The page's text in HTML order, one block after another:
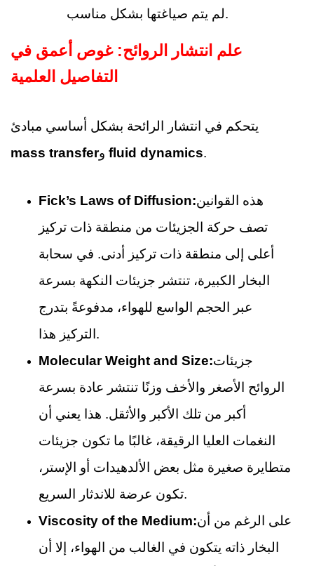
لم يتم صياغتها بشكل مناسب.
علم انتشار الروائح: غوص أعمق في
التفاصيل العلمية
يتحكم في انتشار الرائحة بشكل أساسي مبادئ
mass transfer
fluid dynamics.
Fick’s Laws of Diffusion:هذه القوانين
تصف حركة الجزيئات من منطقة ذات تركيز
أعلى إلى منطقة ذات تركيز أدنى. في سحابة
البخار الكبيرة، تنتشر جزيئات النكهة بسرعة
عبر الحجم الواسع للهواء، مدفوعةً بتدرج
التركيز هذا.
Molecular Weight and Size:جزيئات
الروائح الأصغر والأخف وزنًا تنتشر عادة بسرعة
أكبر من تلك الأكبر والأثقل. هذا يعني أن
النغمات العليا الرقيقة، غالبًا ما تكون جزيئات
متطايرة صغيرة مثل بعض الألدهيدات أو الإستر،
تكون عرضة للاندثار السريع.
Viscosity of the Medium:على الرغم من أن
البخار ذاته يتكون في الغالب من الهواء، إلا أن